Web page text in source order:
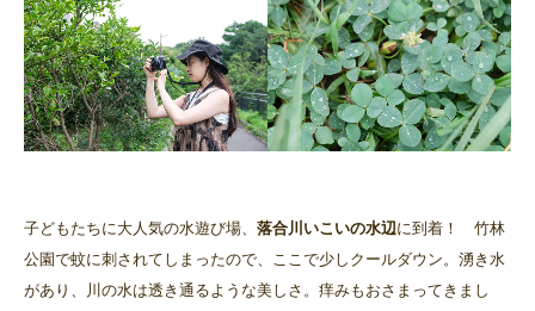
子どもたちに大人気の水遊び場、 落合川いこいの水辺に到着！ 竹林
公園で蚊に刺されてしまったので、ここで少しクールダウン。湧き水
があり、川の水は透き通るような美しさ。痒みもおさまってきまし